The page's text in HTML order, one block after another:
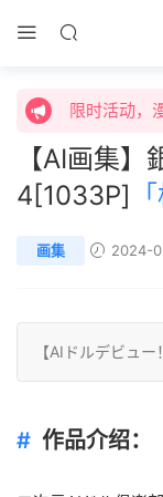
限时特价购
限时特价购
【AI画集
4[1033P]
画集 2024-
【AI ドルデビュ
作品介绍：